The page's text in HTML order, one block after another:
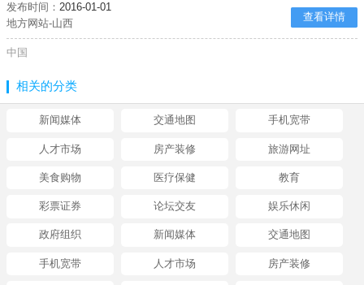
发布时间：2016-01-01
地方网站-山西
查看详情
中国
相关的分类
新闻媒体 交通地图 手机宽带
人才市场 房产装修 旅游网址
美食购物 医疗保健 教育
彩票证券 论坛交友 娱乐休闲
政府组织 新闻媒体 交通地图
手机宽带 人才市场 房产装修